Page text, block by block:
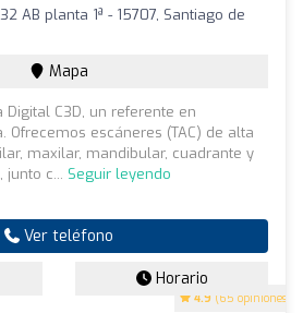
4.9 (65 opiniones)
AB planta 1ª - 15707, Santiago de
Mapa
Digital C3D, un referente en
Ofrecemos escáneres (TAC) de alta
maxilar, mandibular, cuadrante y
junto c... Seguir leyendo
Ver teléfono
Horario